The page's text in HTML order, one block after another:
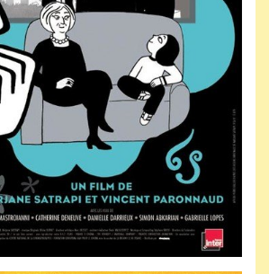
Jeudi 4 février 2027